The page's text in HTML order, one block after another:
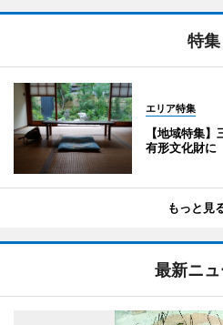
特集
エリア特集
【地域特集
有形文化財
もっと見
最新ニ